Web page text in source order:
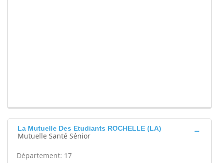
La Mutuelle Des Etudiants ROCHELLE (LA)
Mutuelle Santé Sénior
Département: 17